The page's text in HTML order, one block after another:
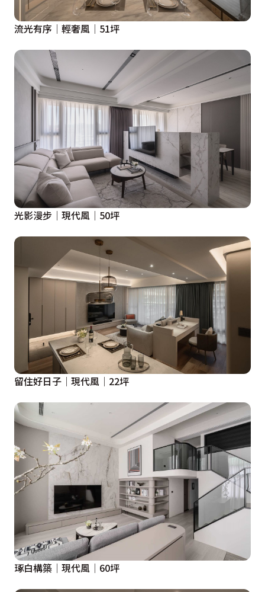
的成果。希望這個家能帶給居住者一種沉靜、舒適，且充
滿設計質感的生活體驗。
設計概念文字為【苡希創意設計有限公司】提供
流光有序│輕奢風│51坪
光影漫步│現代風│50坪
留住好日子│現代風│22坪
琢白構築│現代風│60坪